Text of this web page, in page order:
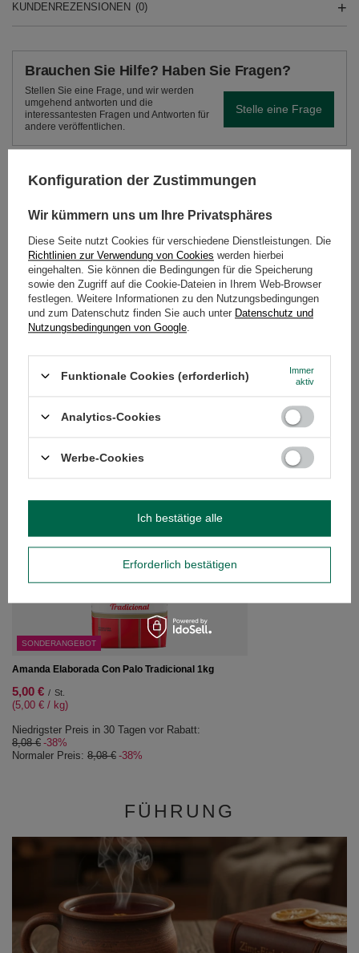
KUNDENREZENSIONEN (0)
Brauchen Sie Hilfe? Haben Sie Fragen?
Stellen Sie eine Frage, und wir werden
umgehend antworten und die
interessantesten Fragen und Antworten für
andere veröffentlichen.
Stelle eine Frage
EMPFOHLENE PRODUKTE
(60,00 € / kg)
6,00 € /
(6,00 € / kg)
EMPFOHLENE PRODUKTE
SONDERANGEBOT
Amanda Elaborada Con Palo Tradicional 1kg
5,00 € / St.
(5,00 € / kg)
Niedrigster Preis in 30 Tagen vor Rabatt:
8,08 € -38%
Normaler Preis: 8,08 € -38%
(15,98 € / kg)
FÜHRUNG
Konfiguration der Zustimmungen
Wir kümmern uns um Ihre Privatsphäres
Diese Seite nutzt Cookies für verschiedene Dienstleistungen. Die
Richtlinien zur Verwendung von Cookies werden hierbei
eingehalten. Sie können die Bedingungen für die Speicherung
sowie den Zugriff auf die Cookie-Dateien in Ihrem Web-Browser
festlegen. Weitere Informationen zu den Nutzungsbedingungen
und zum Datenschutz finden Sie auch unter Datenschutz und
Nutzungsbedingungen von Google
Funktionale Cookies (erforderlich)
Immer
aktiv
Analytics-Cookies
Werbe-Cookies
Erforderlich bestätigen
Ich bestätige alle